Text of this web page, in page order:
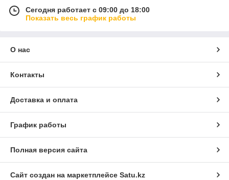
Сегодня работает с 09:00 до 18:00
Показать весь график работы
О нас
Контакты
Доставка и оплата
График работы
Полная версия сайта
Сайт создан на маркетплейсе Satu.kz